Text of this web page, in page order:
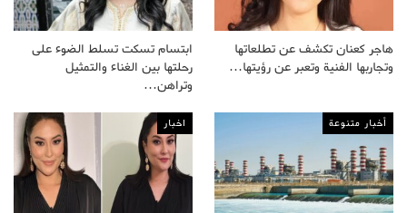
هاجر كعنان تكشف عن تطلعاتها
وتجاربها الفنية وتعبر عن رؤيتها…
ابتسام تسكت تسلط الضوء على
رحلتها بين الغناء والتمثيل
وتراهن…
أخبار متنوعة اخبار